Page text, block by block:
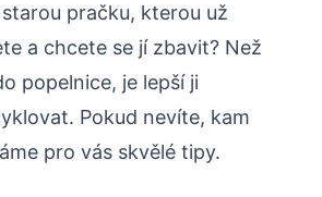
pračku, kterou už
a chcete se jí zbavit? Než
popelnice, je lepší ji
Pokud nevíte, kam
pro vás skvělé tipy.